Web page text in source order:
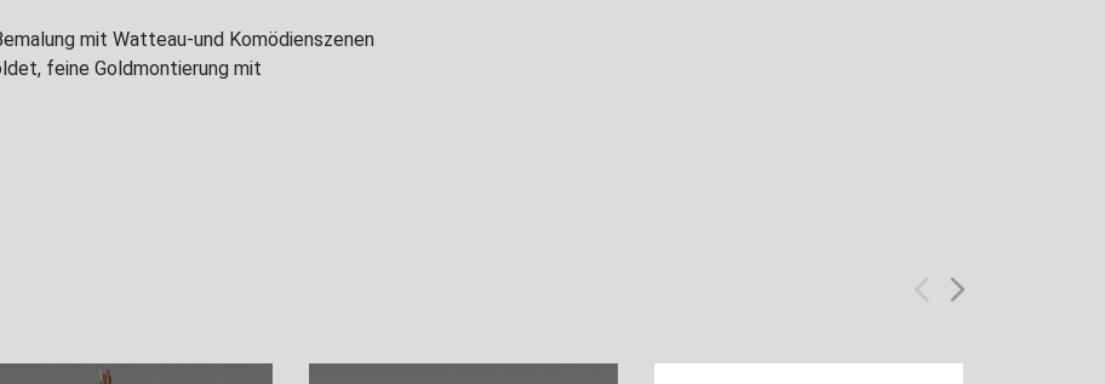
mit Watteau-und Komödienszenen
feine Goldmontierung mit